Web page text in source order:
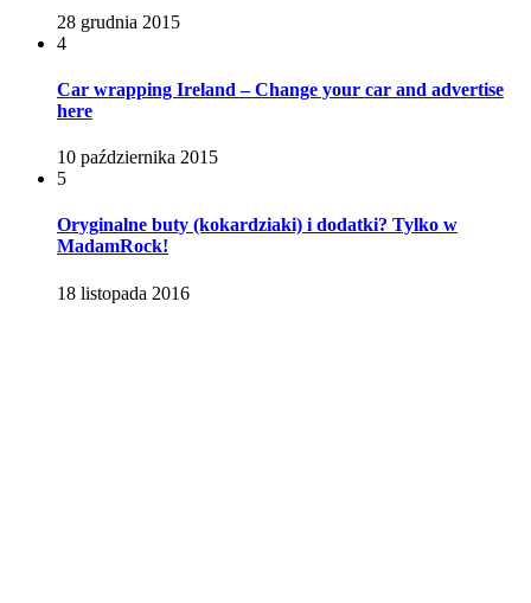
28 grudnia 2015
4
Car wrapping Ireland – Change your car and advertise
here
10 października 2015
5
Oryginalne buty (kokardziaki) i dodatki? Tylko w
MadamRock!
18 listopada 2016